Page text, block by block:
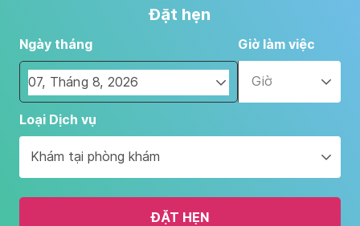
Đặt hẹn
Ngày tháng
Navigate
forward
interact
with
the
Giờ làm việc
Giờ
Loại Dịch vụ
Khám tại phòng khám
ĐẶT HẸN